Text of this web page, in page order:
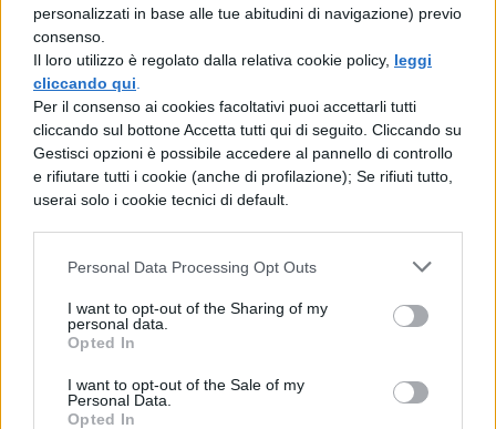
personalizzati in base alle tue abitudini di navigazione) previo
consenso.
Il loro utilizzo è regolato dalla relativa cookie policy, leggi
cliccando qui
Per il consenso ai cookies facoltativi puoi accettarli tutti
cliccando sul bottone Accetta tutti qui di seguito. Cliccando su
Gestisci opzioni è possibile accedere al pannello di controllo
e rifiutare tutti i cookie (anche di profilazione); Se rifiuti tutto,
userai solo i cookie tecnici di default.
Personal Data Processing Opt Outs
I want to opt-out of the Sharing of my
personal data.
Opted In
I want to opt-out of the Sale of my
Personal Data.
Opted In
FILOSOFIA
Dizionario Vattimiano
FILOSOFIA
FILOSOFIA
Le avventure della differenza
FILOSOFIA